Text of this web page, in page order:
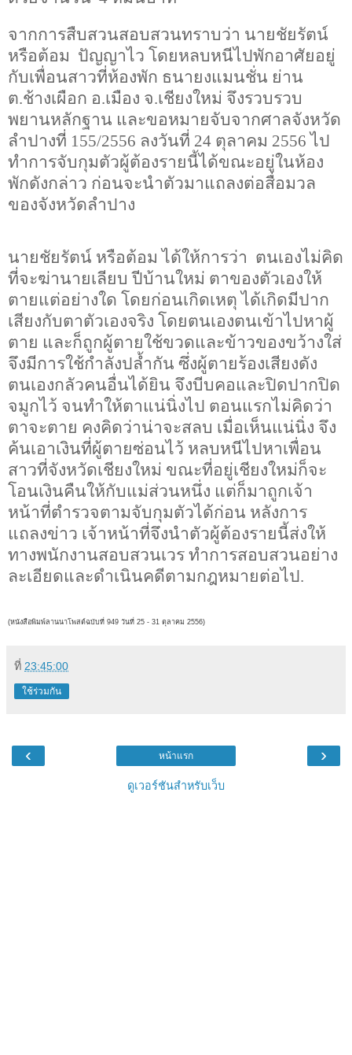
จากการสืบสวนสอบสวนทราบว่า นายชัยรัตน์
หรือต้อม ปัญญาไว โดยหลบหนีไปพักอาศัยอยู่
กับเพื่อนสาวที่ห้องพัก ธนายงแมนชั่น ย่าน
ต.ช้างเผือก อ.เมือง จ.เชียงใหม่ จึงรวบรวบ
พยานหลักฐาน และขอหมายจับจากศาลจังหวัด
ลำปางที่ 155/2556 ลงวันที่ 24 ตุลาคม 2556ไป
ทำการจับกุมตัวผู้ต้องรายนี้ได้ขณะอยู่ในห้อง
พักดังกล่าว ก่อนจะนำตัวมาแถลงต่อสื่อมวล
ของจังหวัดลำปาง
นายชัยรัตน์ หรือต้อม ได้ให้การว่า ตนเองไม่คิด
ที่จะฆ่านายเลียบ ปีบ้านใหม่ ตาของตัวเองให้
ตายแต่อย่างใด โดยก่อนเกิดเหตุ ได้เกิดมีปาก
เสียงกับตาตัวเองจริง โดยตนเองตนเข้าไปหาผู้
ตาย และก็ถูกผู้ตายใช้ขวดและข้าวของขว้างใส่
จึงมีการใช้กำลังปล้ำกัน ซึ่งผู้ตายร้องเสียงดัง
ตนเองกลัวคนอื่นได้ยิน จึงบีบคอและปิดปากปิด
จมูกไว้ จนทำให้ตาแน่นิ่งไป ตอนแรกไม่คิดว่า
ตาจะตาย คงคิดว่าน่าจะสลบ เมื่อเห็นแน่นิ่ง จึง
ค้นเอาเงินที่ผู้ตายซ่อนไว้ หลบหนีไปหาเพื่อน
สาวที่จังหวัดเชียงใหม่ ขณะที่อยู่เชียงใหม่ก็จะ
โอนเงินคืนให้กับแม่ส่วนหนึ่ง แต่ก็มาถูกเจ้า
หน้าที่ตำรวจตามจับกุมตัวได้ก่อน หลังการ
แถลงข่าว เจ้าหน้าที่จึงนำตัวผู้ต้องรายนี้ส่งให้
ทางพนักงานสอบสวนเวร ทำการสอบสวนอย่าง
ละเอียดและดำเนินคดีตามกฎหมายต่อไป.
(หนังสือพิมพ์ลานนาโพสต์ฉบับที่ 949 วันที่ 25 - 31 ตุลาคม 2556)
ที่ 23:45:00
ใช้ร่วมกัน
‹ ›
หน้าแรก
ดูเวอร์ชันสำหรับเว็บ